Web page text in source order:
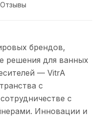
Отзывы
брендов,
решения для ванных
— VitrA
с
с
Инновации и